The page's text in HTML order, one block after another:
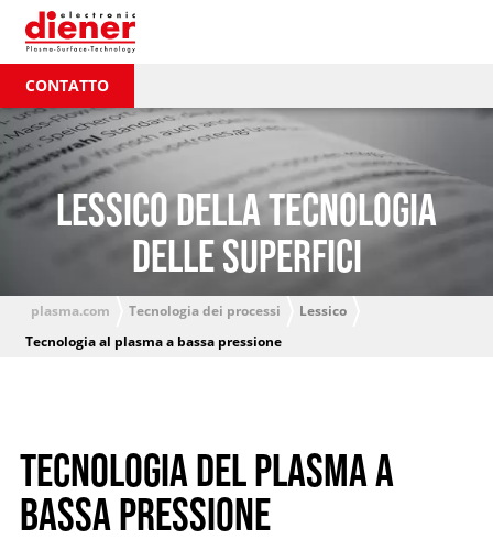
CONTATTO
LESSICO DELLA TECNOLOGIA
DELLE SUPERFICI
plasma.com Tecnologia dei processi
Lessico
Tecnologia al plasma a bassa pressione
TECNOLOGIA DEL PLASMA A
BASSA PRESSIONE